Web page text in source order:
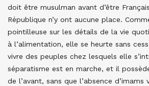
doit être musulman avant d’être
République n’y ont aucune place.
pointilleuse sur les détails de la vie
à l’alimentation, elle se heurte sans
vivre des peuples chez lesquels elle
séparatisme est en marche, et il
de l’avant, sans que l’absence d’imams